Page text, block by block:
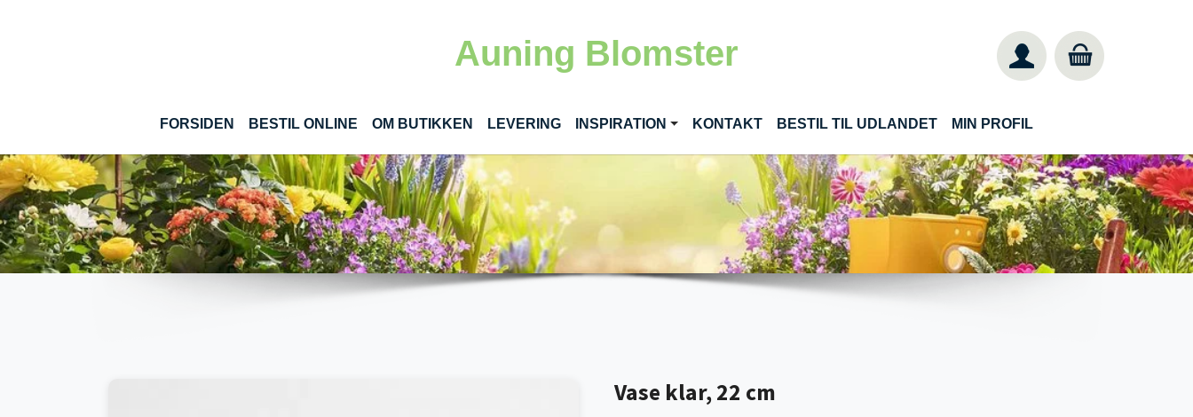
Auning Blomster
FORSIDEN BESTIL ONLINE(CURRENT)
OM BUTIKKEN LEVERING INSPIRATION KONTAKT BESTIL TIL UDLANDET MIN PROFIL
Vase klar, 22 cm